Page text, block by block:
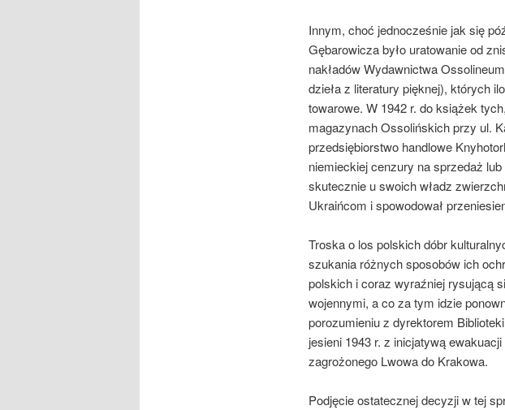
Innym, choć jednocześnie jak się
Gębarowicza było uratowanie od
nakładów Wydawnictwa
dzieła z literatury pięknej), których
towarowe. W 1942 r. do książek
magazynach Ossolińskich przy ul.
przedsiębiorstwo handlowe
niemieckiej cenzury na sprzedaż
skutecznie u swoich władz
Ukraińcom i spowodował
Troska o los polskich dóbr
szukania różnych sposobów ich
polskich i coraz wyraźniej rysującą
wojennymi, a co za tym idzie
porozumieniu z dyrektorem
jesieni 1943 r. z inicjatywą
zagrożonego Lwowa do Krakowa.
Podjęcie ostatecznej decyzji w tej